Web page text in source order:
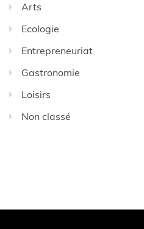
Arts
Ecologie
Entrepreneuriat
Gastronomie
Loisirs
Non classé